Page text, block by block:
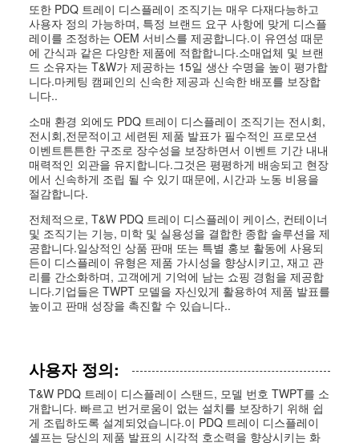
또한 PDQ 트레이 디스플레이 조직기는 매우 다재다능하고
사용자 정의 가능하며, 특정 브랜드 요구 사항에 맞게 디스플
레이를 조정하는 OEM 서비스를 제공합니다.이 유연성 때문
에 간식과 같은 다양한 제품에 적합합니다.소매업체 및 브랜
드 소유자는 T&W가 제공하는 15일 생산 수명을 높이 평가합
니다.마케팅 캠페인의 신속한 제공과 신속한 배포를 보장합
니다..
소매 환경 외에도 PDQ 트레이 디스플레이 조직기는 전시회,
전시회,전문적이고 세련된 제품 발표가 필수적인 프로모션
이벤트튼튼한 구조로 장수성을 보장하면서 이벤트 기간 내내
매력적인 외관을 유지합니다.그것은 평평하게 배송되고 현장
에서 신속하게 조립 될 수 있기 때문에, 시간과 노동 비용을
절감합니다.
전체적으로, T&W PDQ 트레이 디스플레이 케이스, 컨테이너
및 조직기는 기능, 미학 및 실용성을 결합한 종합 솔루션을 제
공합니다.일상적인 상품 판매 또는 특별 홍보 활동에 사용되
든이 디스플레이 유형은 제품 가시성을 향상시키고, 재고 관
리를 간소화하며, 고객에게 기억에 남는 쇼핑 경험을 제공합
니다.기업들은 TWPT 모델을 자신있게 활용하여 제품 발표를
높이고 판매 성장을 촉진할 수 있습니다..
사용자 정의:
T&W PDQ 트레이 디스플레이 스탠드, 모델 번호 TWPT를 소
개합니다. 빠르고 번거로움이 없는 설치를 보장하기 위해 쉽
게 조립하도록 설계되었습니다.이 PDQ 트레이 디스플레이
셸프는 당신의 제품 발표의 시각적 호소력을 향상시키는 화